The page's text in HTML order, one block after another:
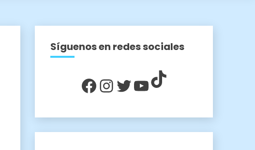
Síguenos en redes sociales
Facebook
Instagram
Twitter
YouTube
TikTok